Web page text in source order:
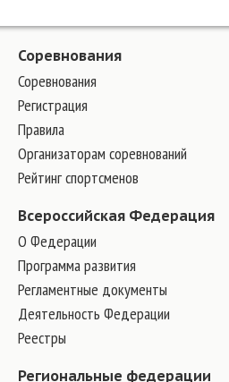
Соревнования
Соревнования
Регистрация
Правила
Организаторам соревнований
Рейтинг спортсменов
Всероссийская Федерация
О Федерации
Программа развития
Регламентные документы
Деятельность Федерации
Реестры
Региональные федерации